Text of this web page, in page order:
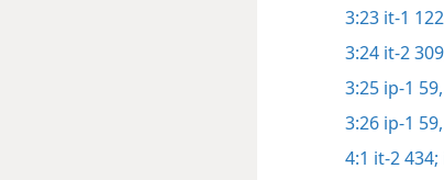
3:23 it-1
3:24 it-2
3:25 ip-1
3:26 ip-1
4:1 it-2 434;